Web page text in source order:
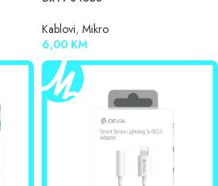
Kablovi, Mikro
6,00 KM